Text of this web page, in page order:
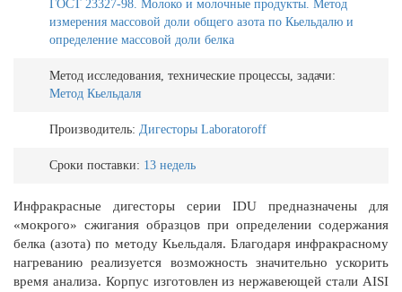
ГОСТ 23327-98. Молоко и молочные продукты. Метод
измерения массовой доли общего азота по Кьельдалю и
определение массовой доли белка
Метод исследования, технические процессы, задачи:
Метод Кьельдаля
Производитель: Дигесторы Laboratoroff
Сроки поставки: 13 недель
Инфракрасные дигесторы серии IDU предназначены для
«мокрого» сжигания образцов при определении содержания
белка (азота) по методу Кьельдаля. Благодаря инфракрасному
нагреванию реализуется возможность значительно ускорить
время анализа. Корпус изготовлен из нержавеющей стали AISI